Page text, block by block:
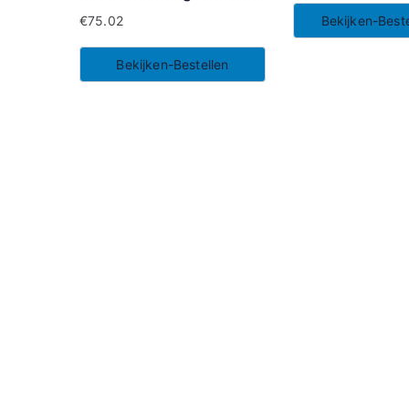
€75.02
Bekijken-Bestellen
Bekijken-